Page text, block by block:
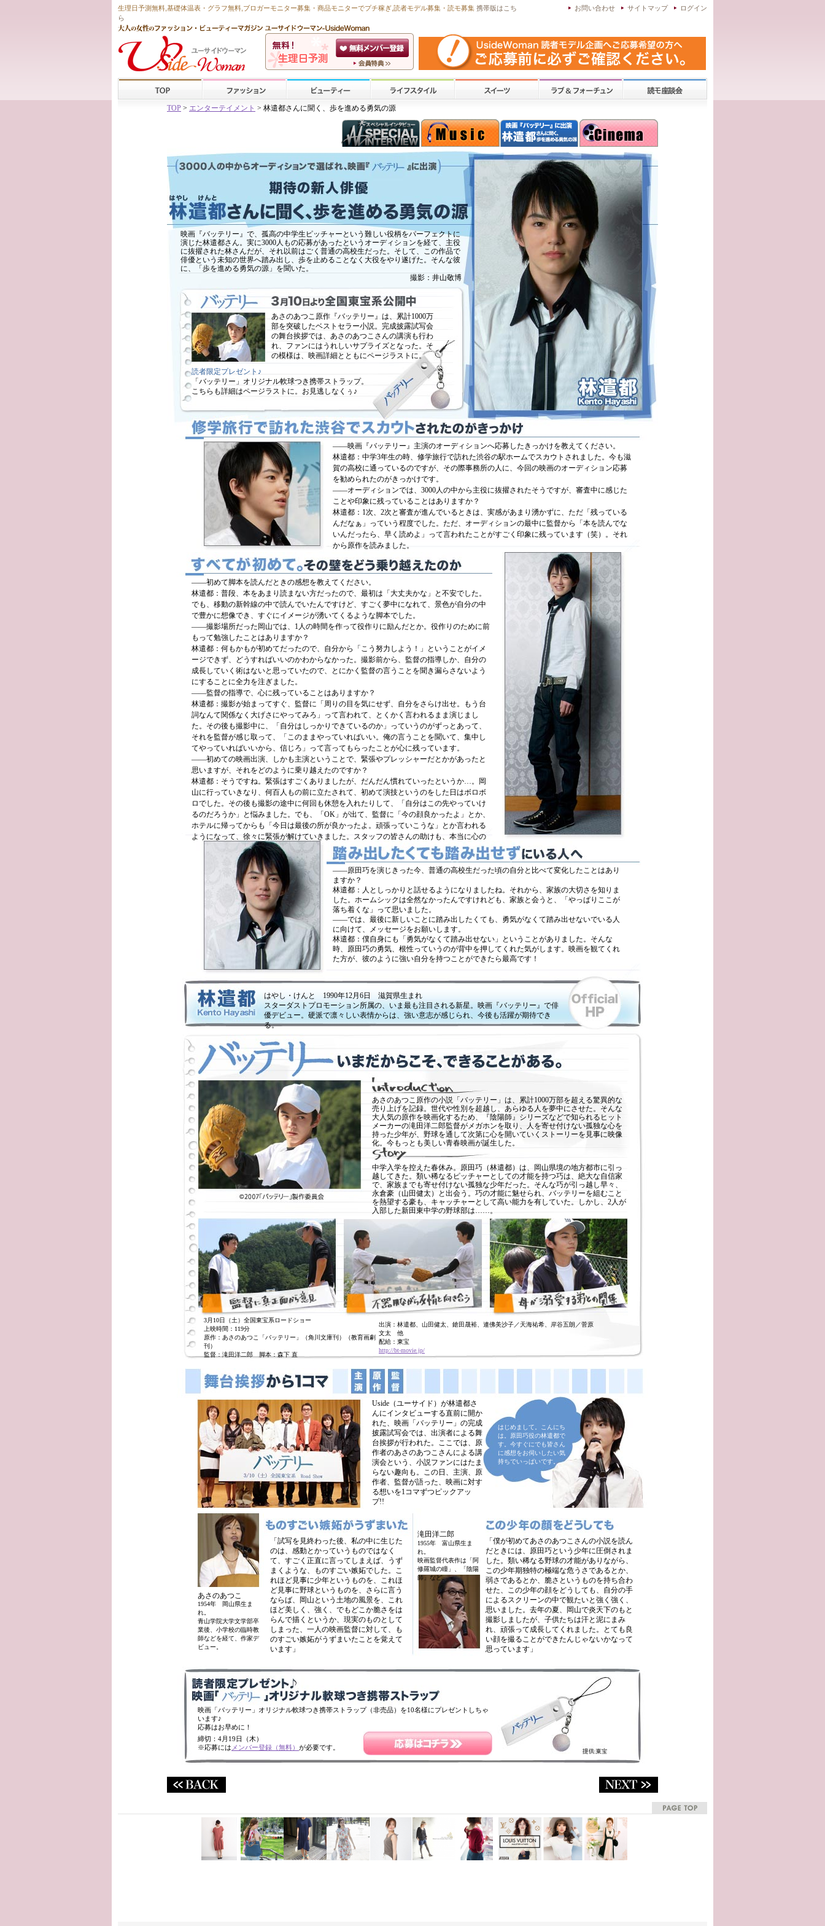
生理日予測無料 基礎体温表・グラフ無料 ,ブロガーモニター募集・商品モニターでプチ稼ぎ ,読者モデル募集・ 読モ募集 携帯版はこち
ら
ログイン
サイトマップ
お問い合わせ
TOP > エンターテイメント > 林遣都さんに聞く、歩を進める勇気の源
映画『バッテリー』で、孤高の中学生ピッチャーという難しい役柄をパーフェクトに
演じた林遣都さん。実に3000人もの応募があったというオーディションを経て、主役
に抜擢された林さんだが、それ以前はごく普通の高校生だった。そして、この作品で
俳優という未知の世界へ踏み出し、歩を止めることなく大役をやり遂げた。そんな彼
に、「歩を進める勇気の源」を聞いた。
撮影：井山敬博
あさのあつこ原作『バッテリー』は、累計1000万
部を突破したベストセラー小説。完成披露試写会
の舞台挨拶では、あさのあつこさんの講演も行わ
れ、ファンにはうれしいサプライズとなった。そ
の模様は、映画詳細とともにページラストに。
読者限定プレゼント♪
「バッテリー」オリジナル軟球つき携帯ストラップ。
こちらも詳細はページラストに。お見逃しなくぅ♪
——映画『バッテリー』主演のオーディションへ応募したきっかけを教えてください。
林遣都：中学3年生の時、修学旅行で訪れた渋谷の駅ホームでスカウトされました。今も滋
賀の高校に通っているのですが、その際事務所の人に、今回の映画のオーディション応募
を勧められたのがきっかけです。
——オーディションでは、3000人の中から主役に抜擢されたそうですが、審査中に感じた
ことや印象に残っていることはありますか？
林遣都：1次、2次と審査が進んでいるときは、実感があまり湧かずに、ただ「残っている
んだなぁ」っていう程度でした。ただ、オーディションの最中に監督から「本を読んでな
いんだったら、早く読めよ」って言われたことがすごく印象に残っています（笑）。それ
から原作を読みました。
——初めて脚本を読んだときの感想を教えてください。
林遣都：普段、本をあまり読まない方だったので、最初は「大丈夫かな」と不安でした。
でも、移動の新幹線の中で読んでいたんですけど、すごく夢中になれて、景色が自分の中
で豊かに想像でき、すぐにイメージが湧いてくるような脚本でした。
——撮影場所だった岡山では、1人の時間を作って役作りに励んだとか。役作りのために前
もって勉強したことはありますか？
林遣都：何もかもが初めてだったので、自分から「こう努力しよう！」ということがイメ
ージできず、どうすればいいのかわからなかった。撮影前から、監督の指導しか、自分の
成長していく術はないと思っていたので、とにかく監督の言うことを聞き漏らさないよう
にすることに全力を注ぎました。
——監督の指導で、心に残っていることはありますか？
林遣都：撮影が始まってすぐ、監督に「周りの目を気にせず、自分をさらけ出せ。もう台
詞なんて関係なく大げさにやってみろ」って言われて、とくかく言われるまま演じまし
た。その後も撮影中に、「自分はしっかりできているのか」っていうのがずっとあって、
それを監督が感じ取って、「このままやっていればいい。俺の言うことを聞いて、集中し
てやっていればいいから、信じろ」って言ってもらったことが心に残っています。
——初めての映画出演、しかも主演ということで、緊張やプレッシャーだとかがあったと
思いますが、それをどのように乗り越えたのですか？
林遣都：そうですね。緊張はすごくありましたが、だんだん慣れていったというか…。岡
山に行っていきなり、何百人もの前に立たされて、初めて演技というのをした日はボロボ
ロでした。その後も撮影の途中に何回も休憩を入れたりして、「自分はこの先やっていけ
るのだろうか」と悩みました。でも、「OK」が出て、監督に「今の顔良かったよ」とか、
ホテルに帰ってからも「今日は最後の所が良かったよ。頑張っていこうな」とか言われる
ようになって、徐々に緊張が解けていきました。スタッフの皆さんの助けも、本当に心の
支えになりました。
——原田巧を演じきった今、普通の高校生だった頃の自分と比べて変化したことはあり
ますか？
林遣都：人としっかりと話せるようになりましたね。それから、家族の大切さを知りま
した。ホームシックは全然なかったんですけれども、家族と会うと、「やっぱりここが
落ち着くな」って思いました。
——では、最後に新しいことに踏み出したくても、勇気がなくて踏み出せないでいる人
に向けて、メッセージをお願いします。
林遣都：僕自身にも「勇気がなくて踏み出せない」ということがありました。そんな
時、原田巧の勇気、根性っていうのが背中を押してくれた気がします。映画を観てくれ
た方が、彼のように強い自分を持つことができたら最高です！
はやし・けんと 1990年12月6日 滋賀県生まれ
スターダストプロモーション所属の、いま最も注目される新星。映画『バッテリー』で俳
優デビュー。硬派で凛々しい表情からは、強い意志が感じられ、今後も活躍が期待でき
る。
あさのあつこ原作の小説「バッテリー」は、累計1000万部を超える驚異的な
売り上げを記録。世代や性別を超越し、あらゆる人を夢中にさせた。そんな
大人気の原作を映画化するため、『陰陽師』シリーズなどで知られるヒット
メーカーの滝田洋二郎監督がメガホンを取り、人を寄せ付けない孤独な心を
持った少年が、野球を通して次第に心を開いていくストーリーを見事に映像
化。今もっとも美しい青春映画が誕生した。
中学入学を控えた春休み。原田巧（林遣都）は、岡山県境の地方都市に引っ
越してきた。類い稀なるピッチャーとしての才能を持つ巧は、絶大な自信家
で、家族までも寄せ付けない孤独な少年だった。そんな巧が引っ越し早々、
永倉豪（山田健太）と出会う。巧の才能に魅せられ、バッテリーを組むこと
を熱望する豪も、キャッチャーとして高い能力を有していた。しかし、2人が
入部した新田東中学の野球部は……。
3月10日（土）全国東宝系ロードショー
上映時間：119分
原作：あさのあつこ「バッテリー」（角川文庫刊）（教育画劇
刊）
監督：滝田洋二郎 脚本：森下 直
出演：林遣都、山田健太、鎗田晟裕、連佛美沙子／天海祐希、岸谷五朗／菅原
文太 他
配給：東宝
http://bt-movie.jp/
Uside（ユーサイド）が林遣都さ
んにインタビューする直前に開か
れた、映画「バッテリー」の完成
披露試写会では、出演者による舞
台挨拶が行われた。ここでは、原
作者のあさのあつこさんによる講
演会という、小説ファンにはたま
らない趣向も。この日、主演、原
作者、監督が語った、映画に対す
る想いを1コマずつピックアッ
プ!!
はじめまして。こんにち
は。原田巧役の林遣都で
す。今すぐにでも皆さん
に感想をお伺いしたい気
持ちでいっぱいです。
あさのあつこ
1954年 岡山県生ま
れ。
青山学院大学文学部卒
業後、小学校の臨時教
師などを経て、作家デ
ビュー。
滝田洋二郎
1955年 富山県生ま
れ。
映画監督代表作は「阿
修羅城の瞳」、「陰陽
師」など。
「試写を見終わった後、私の中に生じた
のは、感動とかっていうものではなく
て、すごく正直に言ってしまえば、うず
まくような、ものすごい嫉妬でした。こ
れほど見事に少年というものを、これほ
ど見事に野球というものを、さらに言う
ならば、岡山という土地の風景を、これ
ほど美しく、強く、でもどこか脆さをは
らんで描くというか、現実のものとして
しまった、一人の映画監督に対して、も
のすごい嫉妬がうずまいたことを覚えて
います」
「僕が初めてあさのあつこさんの小説を読ん
だときには、原田巧という少年に圧倒されま
した。類い稀なる野球の才能がありながら、
この少年期独特の極端な危うさであるとか、
弱さであるとか、脆さというものを持ち合わ
せた、この少年の顔をどうしても、自分の手
によるスクリーンの中で観たいと強く強く、
思いました。去年の夏、岡山で炎天下のもと
撮影しましたが、子供たちは汗と泥にまみ
れ、頑張って成長してくれました。とても良
い顔を撮ることができたんじゃないかなって
思っています」
映画「バッテリー」オリジナル軟球つき携帯ストラップ（非売品）を10名様にプレゼントしちゃ
います♪
応募はお早めに！
締切：4月19日（木）
※応募には メンバー登録（無料） が必要です。